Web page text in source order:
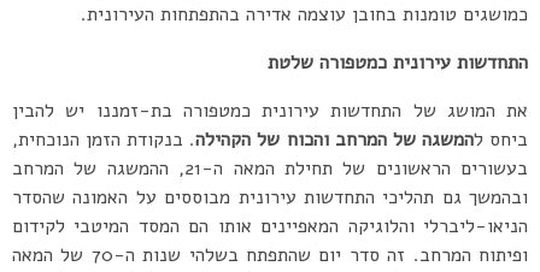
כמושגים טומנות בחובן עוצמה אדירה בהתפתחות העירונית.
התחדשות עירונית כמטפורה שלטת
את המושג של התחדשות עירונית כמטפורה בת-זמננו יש להבין
ביחס להמשגה של המרחב והכוח של הקהילה. בנקודת הזמן הנוכחית,
בעשורים הראשונים של תחילת המאה ה-21, ההמשגה של המרחב
ובהמשך גם תהליכי התחדשות עירונית מבוססים על האמונה שהסדר
הניאו-ליברלי והלוגיקה המאפיינים אותו הם המסד המיטבי לקידום
ופיתוח המרחב. זה סדר יום שהתפתח בשלהי שנות ה-70 של המאה